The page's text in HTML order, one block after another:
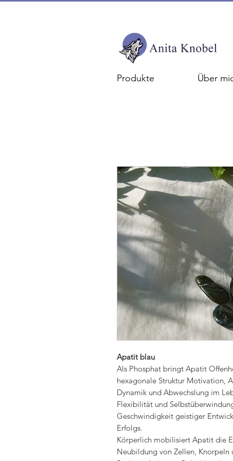
Produkte Über
Apatit blau
Als Phosphat bringt Apatit
hexagonale Struktur Motivation,
Dynamik und Abwechslung im
Flexibilität und
Geschwindigkeit geistiger
Erfolgs.
Körperlich mobilisiert Apatit die
Neubildung von Zellen,